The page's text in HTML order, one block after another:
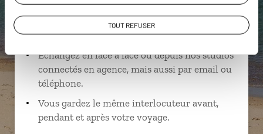
TOUT REFUSER
Ils sauront organiser votre itinéraire au plus
près de vos envies et de la réalité du pays.
Échangez en face à face ou depuis nos studios
connectés en agence, mais aussi par email ou
téléphone.
Vous gardez le même interlocuteur avant,
pendant et après votre voyage.